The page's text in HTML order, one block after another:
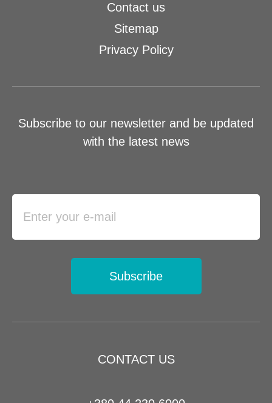
CONTACT US
Contact us
Sitemap
Privacy Policy
Subscribe to our newsletter and be updated
with the latest news
Subscribe